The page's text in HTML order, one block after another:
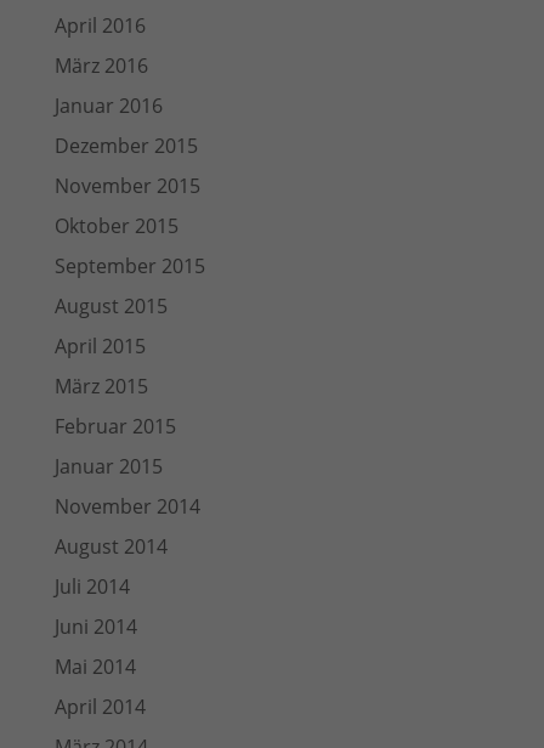
April 2016
März 2016
Januar 2016
Dezember 2015
November 2015
Oktober 2015
September 2015
August 2015
April 2015
März 2015
Februar 2015
Januar 2015
November 2014
August 2014
Juli 2014
Juni 2014
Mai 2014
April 2014